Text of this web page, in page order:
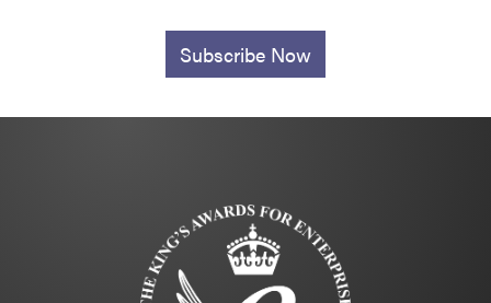
Subscribe Now